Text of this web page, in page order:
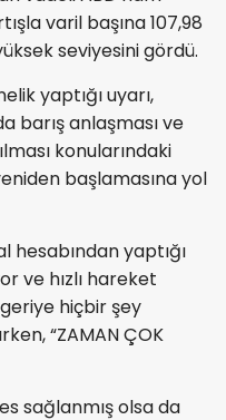
varil başına 107,98
seviyesini gördü.
yaptığı uyarı,
barış anlaşması ve
konularındaki
başlamasına yol
hesabından yaptığı
ve hızlı hareket
hiçbir şey
“ZAMAN ÇOK
sağlanmış olsa da